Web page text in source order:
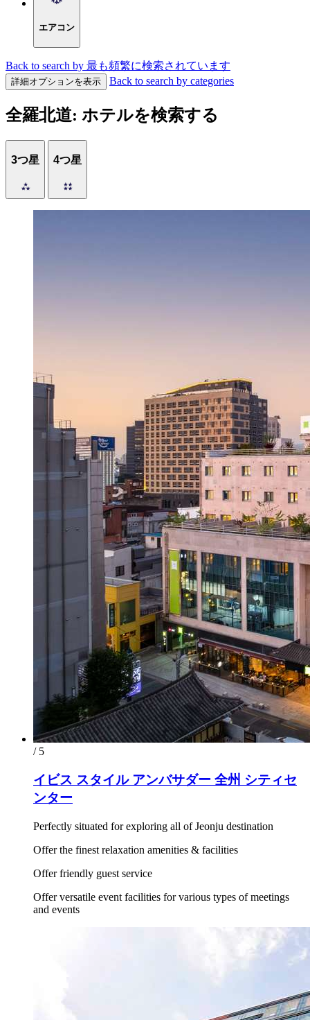
エアコン
Back to search by 最も頻繁に検索されています
詳細オプションを表示 Back to search by categories
全羅北道: ホテルを検索する
3つ星 4つ星
/ 5
イビス スタイル アンバサダー 全州 シティセ
ンター
Perfectly situated for exploring all of Jeonju destination
Offer the finest relaxation amenities & facilities
Offer friendly guest service
Offer versatile event facilities for various types of meetings
and events